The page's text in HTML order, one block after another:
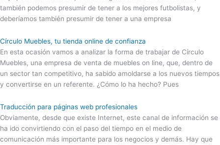
también podemos presumir de tener a los mejores futbolistas, y
deberíamos también presumir de tener a una empresa
Círculo Muebles, tu tienda online de confianza
En esta ocasión vamos a analizar la forma de trabajar de Círculo
Muebles, una empresa de venta de muebles on line, que, dentro de
un sector tan competitivo, ha sabido amoldarse a los nuevos tiempos
y convertirse en un referente. ¿Cómo lo ha hecho? Pues
Traducción para páginas web profesionales
Obviamente, desde que existe Internet, este canal de información se
ha ido convirtiendo con el paso del tiempo en el medio de
comunicación más importante para los negocios y demás. Hay que